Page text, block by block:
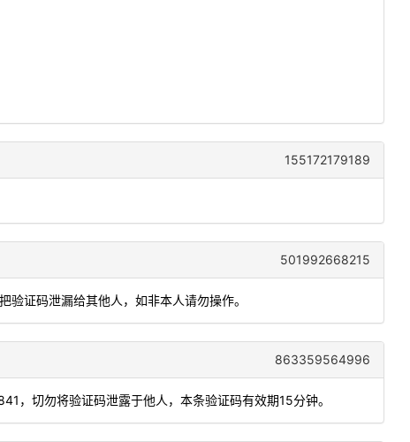
155172179189
501992668215
验证码泄漏给其他人，如非本人请勿操作。
863359564996
，切勿将验证码泄露于他人，本条验证码有效期15分钟。